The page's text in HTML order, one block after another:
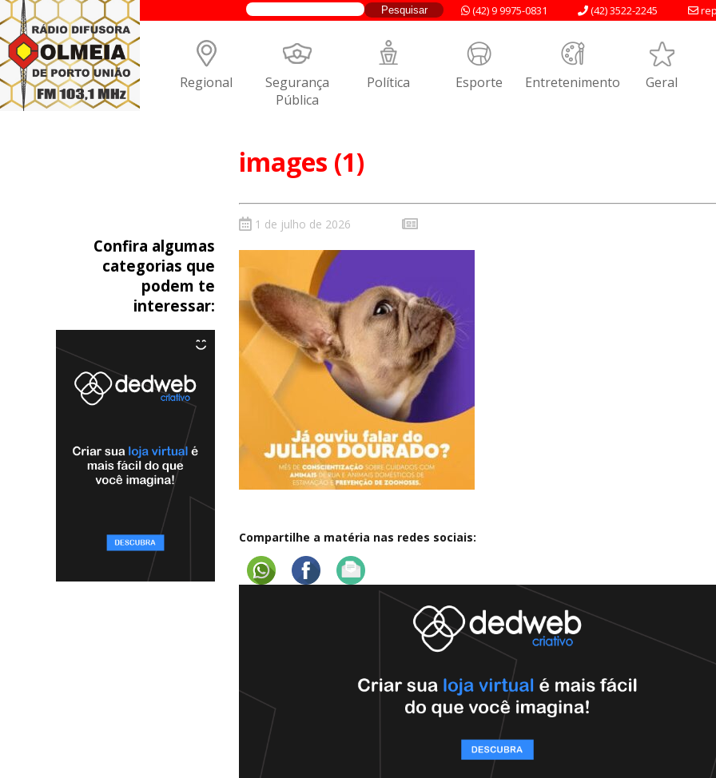
(42) 3522-2245
(42) 9 9975-0831
Regional Segurança
Pública
Política Esporte Entretenimento Geral
images (1)
Confira algumas
categorias que
podem te
interessar:
1 de julho de 2026
Compartilhe a matéria nas redes sociais: